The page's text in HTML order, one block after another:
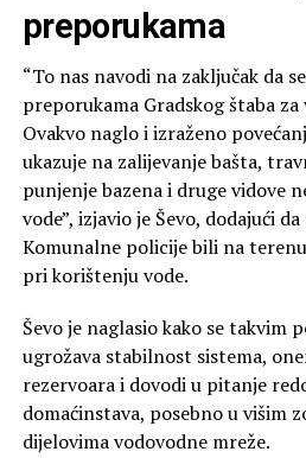
preporukama
“To nas navodi na zaključak da
preporukama Gradskog štaba
Ovakvo naglo i izraženo
ukazuje na zalijevanje bašta,
punjenje bazena i druge vidove
vode”, izjavio je Ševo, dodajući
Komunalne policije bili na
pri korištenju vode.
Ševo je naglasio kako se takvim
ugrožava stabilnost sistema,
rezervoara i dovodi u pitanje
domaćinstava, posebno u višim
dijelovima vodovodne mreže.